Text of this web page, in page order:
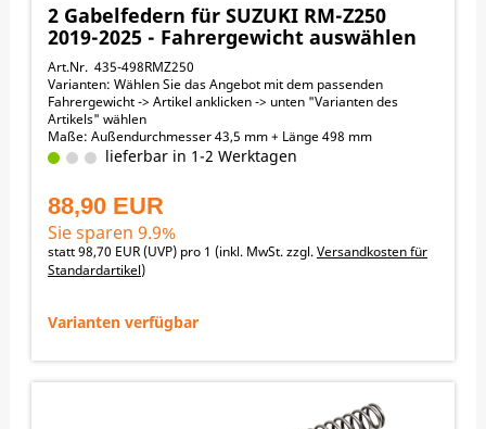
2 Gabelfedern für SUZUKI RM-Z250
2019-2025 - Fahrergewicht auswählen
Art.Nr. 435-498RMZ250
Varianten: Wählen Sie das Angebot mit dem passenden
Fahrergewicht -> Artikel anklicken -> unten "Varianten des
Artikels" wählen
Maße: Außendurchmesser 43,5 mm + Länge 498 mm
lieferbar in 1-2 Werktagen
88,90 EUR
Sie sparen 9.9%
statt98,70 EUR(UVP) pro 1 (inkl. MwSt. zzgl.Versandkosten für
Standardartikel)
Varianten verfügbar